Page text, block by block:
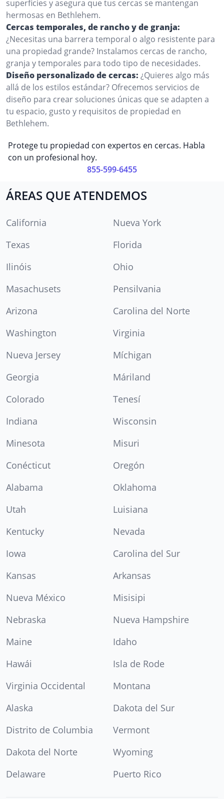
superficies y asegura que tus cercas se mantengan
hermosas en Bethlehem.
Cercas temporales, de rancho y de granja:
¿Necesitas una barrera temporal o algo resistente para
una propiedad grande? Instalamos cercas de rancho,
granja y temporales para todo tipo de necesidades.
Diseño personalizado de cercas: ¿Quieres algo más
allá de los estilos estándar? Ofrecemos servicios de
diseño para crear soluciones únicas que se adapten a
tu espacio, gusto y requisitos de propiedad en
Bethlehem.
Protege tu propiedad con expertos en cercas. Habla
con un profesional hoy.
855-599-6455
ÁREAS QUE ATENDEMOS
California
Nueva York
Texas
Florida
Ilinóis
Ohio
Masachusets
Pensilvania
Arizona
Carolina del Norte
Washington
Virginia
Nueva Jersey
Míchigan
Georgia
Máriland
Colorado
Tenesí
Indiana
Wisconsin
Minesota
Misuri
Conécticut
Oregón
Alabama
Oklahoma
Utah
Luisiana
Kentucky
Nevada
Iowa
Carolina del Sur
Kansas
Arkansas
Nueva México
Misisipi
Nebraska
Nueva Hampshire
Maine
Idaho
Hawái
Isla de Rode
Virginia Occidental
Montana
Alaska
Dakota del Sur
Distrito de Columbia
Vermont
Dakota del Norte
Wyoming
Delaware
Puerto Rico